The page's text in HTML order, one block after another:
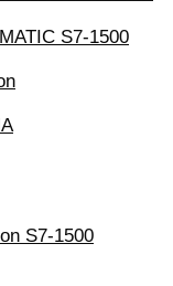
S7-1500
S7-1500